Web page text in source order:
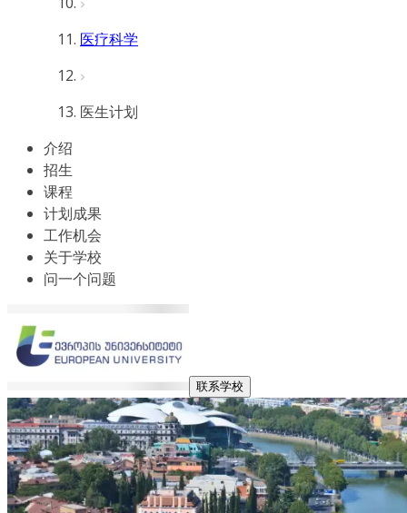
医疗科学
医生计划
介绍
招生
课程
计划成果
工作机会
关于学校
问一个问题
联系学校